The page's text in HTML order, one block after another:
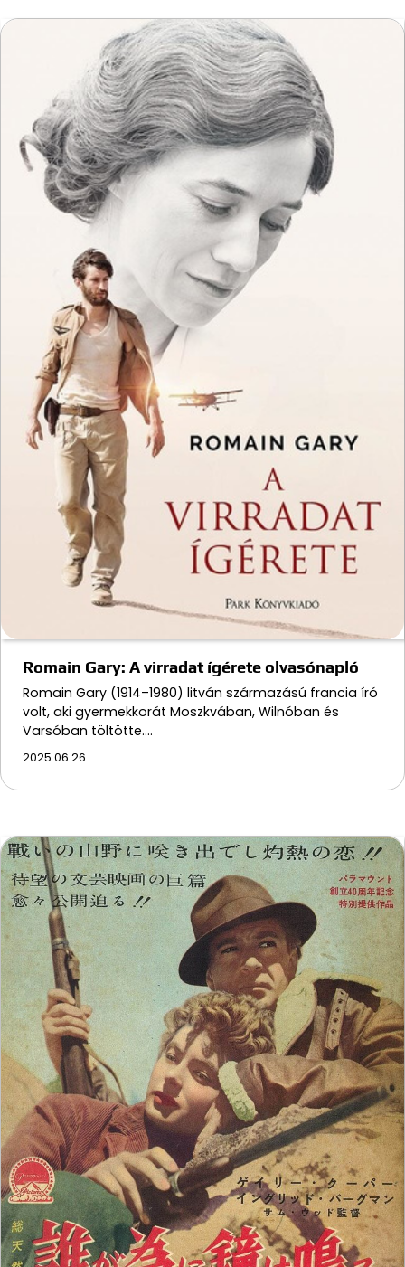
Romain Gary: A virradat ígérete olvasónapló
Romain Gary (1914–1980) litván származású francia író
volt, aki gyermekkorát Moszkvában, Wilnóban és
Varsóban töltötte.…
2025.06.26.